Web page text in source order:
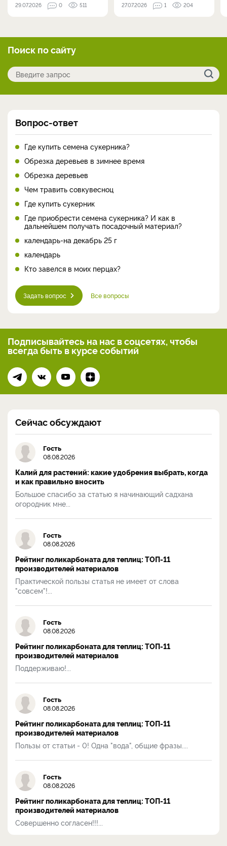
29.07.2026 0 511 27.07.2026 1 204
Поиск по сайту
Вопрос-ответ
Где купить семена сукерника?
Обрезка деревьев в зимнее время
Обрезка деревьев
Чем травить совкувесноц
Где купить сукерник
Где приобрести семена сукерника? И как в
дальнейшем получать посадочный материал?
календарь-на декабрь 25 г
календарь
Кто завелся в моих перцах?
Задать вопрос Все вопросы
Подписывайтесь на нас в соцсетях, чтобы
всегдабыть в курсе событий
Сейчас обсуждают
Гость
08.08.2026
Калий для растений: какие удобрения выбрать, когда
и как правильно вносить
Большое спасибо за статью я начинающий садхана
огородник мне...
Гость
08.08.2026
Рейтинг поликарбоната для теплиц: ТОП-11
производителей материалов
Практической пользы статья не имеет от слова
"совсем"!...
Гость
08.08.2026
Рейтинг поликарбоната для теплиц: ТОП-11
производителей материалов
Поддерживаю!...
Гость
08.08.2026
Рейтинг поликарбоната для теплиц: ТОП-11
производителей материалов
Пользы от статьи - 0! Одна "вода", общие фразы....
Гость
08.08.2026
Рейтинг поликарбоната для теплиц: ТОП-11
производителей материалов
Совершенно согласен!!!...